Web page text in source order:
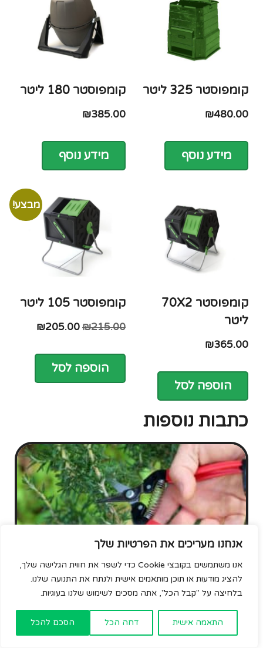
אנחנו מעריכים את הפרטיות שלך
אנו משתמשים בקובצי Cookie כדי לשפר את חווית הגלישה שלך,
להציג מודעות או תוכן מותאמים אישית ולנתח את התנועה שלנו.
בלחיצה על "קבל הכל", אתה מסכים לשימוש שלנו בעוגיות.
התאמה אישית דחה הכל הסכם להכל
קומפוסטר 325 ליטר
₪480.00
מידע נוסף
קומפוסטר 180 ליטר
₪385.00
מידע נוסף
קומפוסטר 70X2
ליטר
₪365.00
הוספה לסל
מבצע!
קומפוסטר 105 ליטר
₪215.00
₪205.00
הוספה לסל
כתבות נוספות
גיזום
מתי לגזום ואיך? מה אפשר לעשות לבד ומתי צריך איש מקצוע?
לתוצאות הטובות ביותר? עלגלילה
לראש